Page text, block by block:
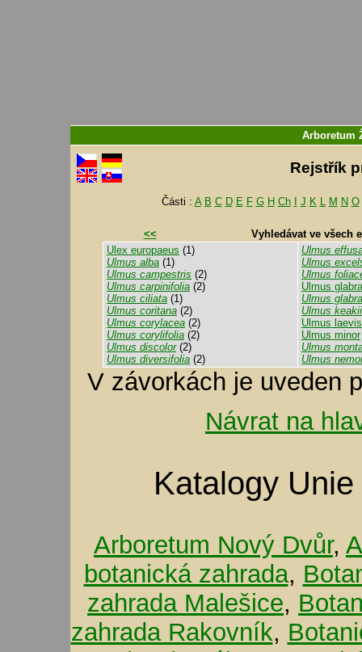
Arboretum
Rejstřík
Části : A B C D E F G H Ch J K L M N O
<<
Vyhledávat ve všech
Ulex europaeus (1)
Ulmus alba (1)
Ulmus campestris (2)
Ulmus carpinifolia (2)
Ulmus ciliata (1)
Ulmus coritana (2)
Ulmus corylacea (2)
Ulmus corylifolia (2)
Ulmus discolor(2)
Ulmus diversifolia (2)
Ulmus
Ulmus
Ulmus
Ulmus glabra
Ulmus
Ulmus keakii
Ulmus laevis
Ulmus minor
Ulmus
Ulmus
V závorkách je uveden
Návrat na
Katalogy
Arboretum Nový Dvůr,
botanická zahrada,
zahrada Malešice,
zahrada Rakovník,